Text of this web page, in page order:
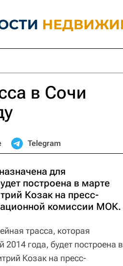
в Сочи
Telegram
для
построена в марте
Козак на пресс-
комиссии МОК.
трасса, которая
года, будет построена в
Козак на пресс-